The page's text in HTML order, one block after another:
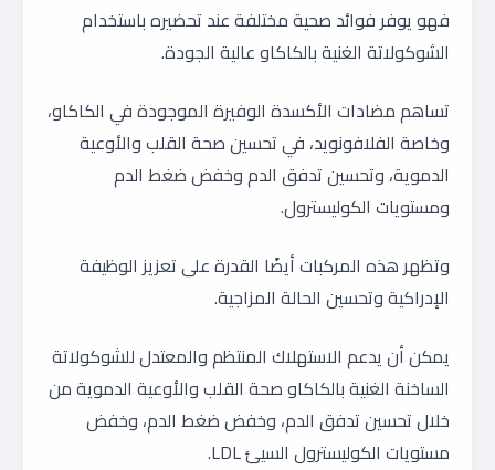
فهو يوفر فوائد صحية مختلفة عند تحضيره باستخدام
الشوكولاتة الغنية بالكاكاو عالية الجودة.
تساهم مضادات الأكسدة الوفيرة الموجودة في الكاكاو،
وخاصة الفلافونويد، في تحسين صحة القلب والأوعية
الدموية، وتحسين تدفق الدم وخفض ضغط الدم
ومستويات الكوليسترول.
وتظهر هذه المركبات أيضًا القدرة على تعزيز الوظيفة
الإدراكية وتحسين الحالة المزاجية.
يمكن أن يدعم الاستهلاك المنتظم والمعتدل للشوكولاتة
الساخنة الغنية بالكاكاو صحة القلب والأوعية الدموية من
خلال تحسين تدفق الدم، وخفض ضغط الدم، وخفض
مستويات الكوليسترول السيئ LDL.